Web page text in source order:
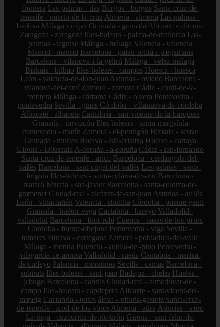
frontera Las-palmas - tías Burgos - burgos Santa-cruz-de-
tenerife - puerto-de-la-cruz Almería - almería Las-palmas -
la-oliva Málaga - mijas Granada - granada Alicante - alicante
Zaragoza - zaragoza Illes-balears - palma-de-mallorca Las-
palmas - teguise Málaga - málaga Valencia - valencia
Madrid - madrid Barcelona - palau-solità-i-plegamans
Barcelona - vilanova-i-la-geltrú Málaga - vélez-málaga
Bizkaia - bilbao Illes-balears - campos Huesca - huesca
León - valencia-de-don-juan Asturias - oviedo Barcelona -
vilanova-del-camí Zamora - zamora Cádiz - conil-de-la-
frontera Málaga - cártama Cádiz - olvera Pontevedra -
pontevedra Sevilla - gines Córdoba - villanueva-de-córdoba
Albacete - albacete Cantabria - san-vicente-de-la-barquera
Granada - torvizcón Illes-balears - santa-margalida
Pontevedra - marín Zamora - el-perdigón Bizkaia - sestao
Granada - murtas Huelva - isla-cristina Huelva - cartaya
Girona - l39escala A-coruña - a-coruña Cádiz - san-fernando
Santa-cruz-de-tenerife - arico Barcelona - cerdanyola-del-
vallès Barcelona - sant-cugat-del-vallès Las-palmas - santa-
brígida Illes-balears - santa-eulària-des-riu Barcelona -
mataró Murcia - san-javier Barcelona - santa-coloma-de-
gramenet Ciudad-real - alcázar-de-san-juan Asturias - avilés
León - villamañán Valencia - chulilla Córdoba - puente-genil
Granada - huétor-vega Cantabria - bareyo Valladolid -
valladolid Barcelona - font-rubí Cuenca - casas-de-los-pinos
Córdoba - fuente-obejuna Pontevedra - vigo Sevilla -
tomares Huelva - cortegana Zamora - pobladura-del-valle
Málaga - monda Palencia - autilla-del-pino Pontevedra -
vilagarcía-de-arousa Valladolid - rueda Cantabria - marina-
de-cudeyo Palencia - moratinos Sevilla - camas Barcelona -
subirats Illes-balears - sant-joan Badajoz - cheles Huelva -
jabugo Barcelona - cabrils Ciudad-real - almodóvar-del-
campo Illes-balears - capdepera Alicante - sant-vicent-del-
raspeig Cantabria - potes álava - vitoria-gasteiz Santa-cruz-
de-tenerife - icod-de-los-vinos Almería - adra Asturias - siero
La-rioja - cuzcurrita-de-río-tirón Girona - sant-feliu-de-